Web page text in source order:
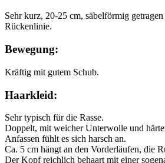
Sehr kurz, 20-25 cm, säbelförmig
Rückenlinie.
Bewegung:
Kräftig mit gutem Schub.
Haarkleid:
Sehr typisch für die Rasse.
Doppelt, mit weicher Unterwolle und
Anfassen fühlt es sich harsch an.
Ca. 5 cm hängt an den Vorderläufen, die
Der Kopf reichlich behaart mit einer